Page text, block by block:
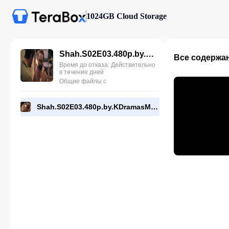
1024GB Cloud Storage
Shah.S02E03.480p.by.KDramasMaza.com.mkv
Время до отказа: Действительно
в течение дней
Общие файлы с
Shah.S02E03.480p.by.KDramasMaza.com.mkv
Все